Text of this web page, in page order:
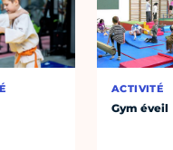
ACTIVITÉ
Gym éveil